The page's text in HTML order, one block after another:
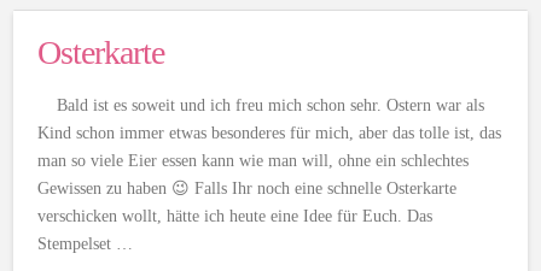
Osterkarte
Bald ist es soweit und ich freu mich schon sehr. Ostern war als
Kind schon immer etwas besonderes für mich, aber das tolle ist, das
man so viele Eier essen kann wie man will, ohne ein schlechtes
Gewissen zu haben 😉 Falls Ihr noch eine schnelle Osterkarte
verschicken wollt, hätte ich heute eine Idee für Euch. Das
Stempelset …